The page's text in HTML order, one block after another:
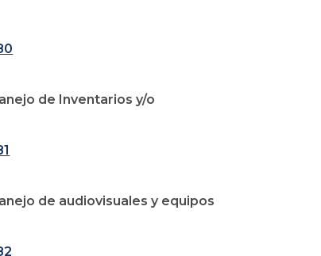
de Inventarios y/o
de audiovisuales y equipos